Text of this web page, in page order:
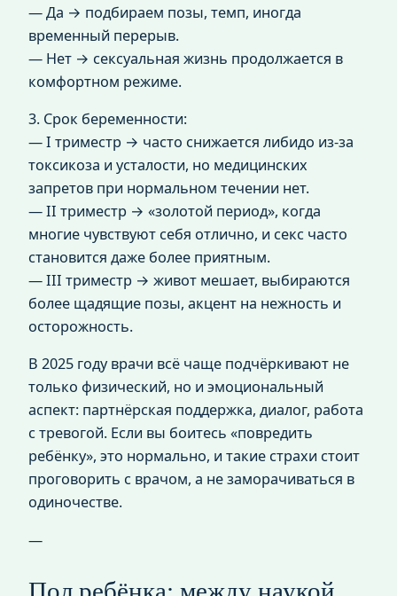
— Да → подбираем позы, темп, иногда
временный перерыв.
— Нет → сексуальная жизнь продолжается в
комфортном режиме.
3. Срок беременности:
— I триместр → часто снижается либидо из‑за
токсикоза и усталости, но медицинских
запретов при нормальном течении нет.
— II триместр → «золотой период», когда
многие чувствуют себя отлично, и секс часто
становится даже более приятным.
— III триместр → живот мешает, выбираются
более щадящие позы, акцент на нежность и
осторожность.
В 2025 году врачи всё чаще подчёркивают не
только физический, но и эмоциональный
аспект: партнёрская поддержка, диалог, работа
с тревогой. Если вы боитесь «повредить
ребёнку», это нормально, и такие страхи стоит
проговорить с врачом, а не заморачиваться в
одиночестве.
—